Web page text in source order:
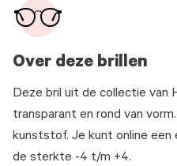
Over deze brillen
Deze bril uit de collectie van
transparant en rond van
kunststof. Je kunt online een
de sterkte -4 t/m +4.